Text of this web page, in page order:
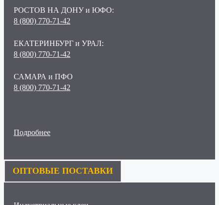
РОСТОВ НА ДОНУ и ЮФО:
8 (800) 770-71-42
ЕКАТЕРИНБУРГ и УРАЛ:
8 (800) 770-71-42
САМАРА и ПФО
8 (800) 770-71-42
Подробнее
ОПТОВЫЕ ПОСТАВКИ